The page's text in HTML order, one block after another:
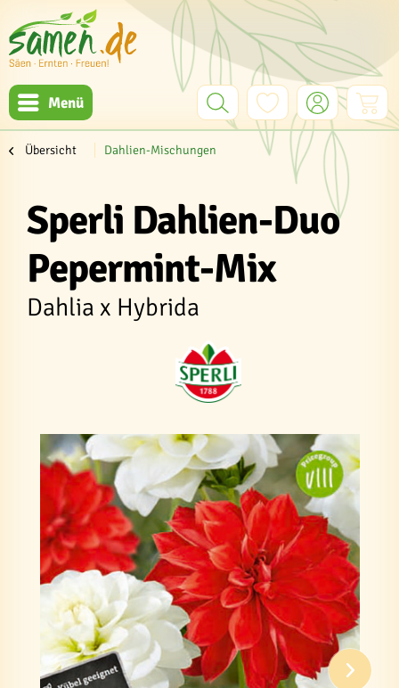
Menü
Übersicht Dahlien-Mischungen
Sperli Dahlien-Duo
Pepermint-Mix
Dahlia x Hybrida